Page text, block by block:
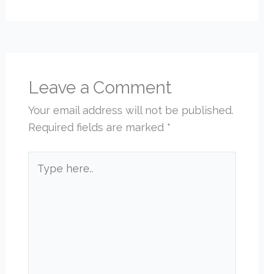
Leave a Comment
Your email address will not be published.
Required fields are marked *
here..